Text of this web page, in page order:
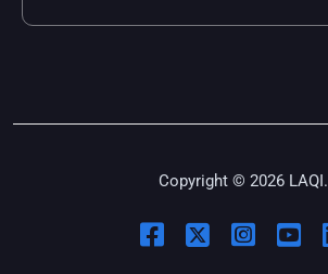
Copyright © 2026 LAQI.